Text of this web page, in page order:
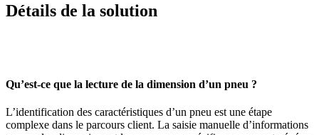
Détails de la solution
Qu’est-ce que la lecture de la dimension d’un pneu ?
L’identification des caractéristiques d’un pneu est une étape
complexe dans le parcours client. La saisie manuelle d’informations